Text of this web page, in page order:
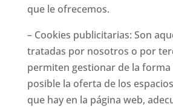
que le ofrecemos.
– Cookies publicitarias: Son
tratadas por nosotros o por
permiten gestionar de la forma
posible la oferta de los
que hay en la página web,